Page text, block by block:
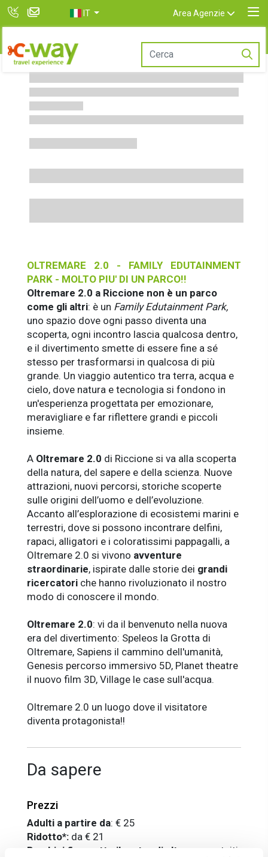
IT Area Agenzie
OLTREMARE 2.0 - FAMILY EDUTAINMENT
PARK - MOLTO PIU' DI UN PARCO!!
Oltremare 2.0 a Riccione non è un parco
come gli altri: è un Family Edutainment Park,
uno spazio dove ogni passo diventa una
scoperta, ogni incontro lascia qualcosa dentro,
e il divertimento smette di essere fine a sé
stesso per trasformarsi in qualcosa di più
grande. Un viaggio autentico tra terra, acqua e
cielo, dove natura e tecnologia si fondono in
un'esperienza progettata per emozionare,
meravigliare e far riflettere grandi e piccoli
insieme.
A Oltremare 2.0 di Riccione si va alla scoperta
della natura, del sapere e della scienza. Nuove
attrazioni, nuovi percorsi, storiche scoperte
sulle origini dell’uomo e dell’evoluzione.
Accanto all’esplorazione di ecosistemi marini e
terrestri, dove si possono incontrare delfini,
rapaci, alligatori e i coloratissimi pappagalli, a
Oltremare 2.0 si vivono avventure
straordinarie, ispirate dalle storie dei grandi
ricercatori che hanno rivoluzionato il nostro
modo di conoscere il mondo.
Oltremare 2.0: vi da il benvenuto nella nuova
era del divertimento: Speleos la Grotta di
Oltremare, Sapiens il cammino dell'umanità,
Genesis percorso immersivo 5D, Planet theatre
il nuovo film 3D, Village le case sull'acqua.
Oltremare 2.0 un luogo dove il visitatore
diventa protagonista!!
Da sapere
Prezzi
Adulti a partire da: € 25
Ridotto*: da € 21
Bambini fino sotto il metro di altezza:
gratuiti,